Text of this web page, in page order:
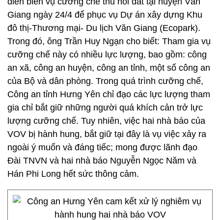
Giang ngày 24/4 để phục vụ Dự án xây dựng Khu
đô thị-Thương mại- Du lịch Văn Giang (Ecopark).
Trong đó, ông Trần Huy Ngạn cho biết: Tham gia vụ
cưỡng chế này có nhiều lực lượng, bao gồm: công
an xã, công an huyện, công an tỉnh, một số công an
của Bộ và dân phòng. Trong quá trình cưỡng chế,
Công an tỉnh Hưng Yên chỉ đạo các lực lượng tham
gia chỉ bắt giữ những người quá khích cản trở lực
lượng cưỡng chế. Tuy nhiên, việc hai nhà báo của
VOV bị hành hung, bắt giữ tại đây là vụ việc xảy ra
ngoài ý muốn và đáng tiếc; mong được lãnh đạo
Đài TNVN và hai nhà báo Nguyễn Ngọc Năm và
Hán Phi Long hết sức thông cảm.